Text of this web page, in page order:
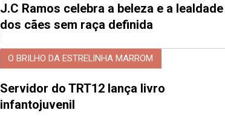
J.C Ramos celebra a beleza e a lealdade
dos cães sem raça definida
O BRILHO DA ESTRELINHA MARROM
Servidor do TRT12 lança livro
infantojuvenil